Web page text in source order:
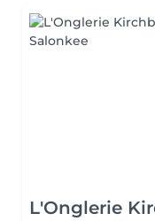
L'Onglerie